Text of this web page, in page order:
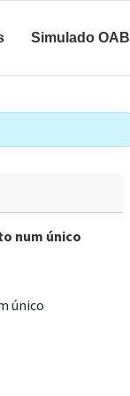
Simulado OAB
num único
único